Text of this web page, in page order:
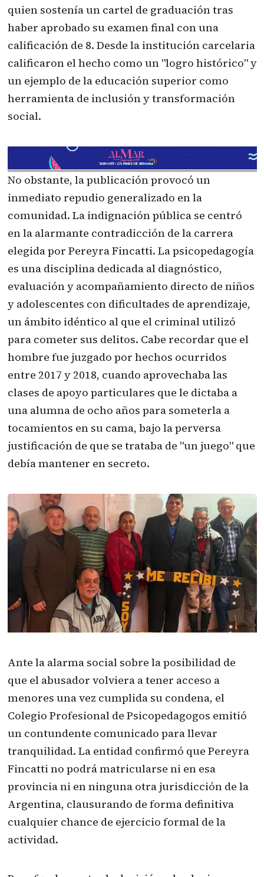
quien sostenía un cartel de graduación tras
haber aprobado su examen final con una
calificación de 8. Desde la institución carcelaria
calificaron el hecho como un "logro histórico" y
un ejemplo de la educación superior como
herramienta de inclusión y transformación
social.
No obstante, la publicación provocó un
inmediato repudio generalizado en la
comunidad. La indignación pública se centró
en la alarmante contradicción de la carrera
elegida por Pereyra Fincatti. La psicopedagogía
es una disciplina dedicada al diagnóstico,
evaluación y acompañamiento directo de niños
y adolescentes con dificultades de aprendizaje,
un ámbito idéntico al que el criminal utilizó
para cometer sus delitos. Cabe recordar que el
hombre fue juzgado por hechos ocurridos
entre 2017 y 2018, cuando aprovechaba las
clases de apoyo particulares que le dictaba a
una alumna de ocho años para someterla a
tocamientos en su cama, bajo la perversa
justificación de que se trataba de "un juego" que
debía mantener en secreto.
Ante la alarma social sobre la posibilidad de
que el abusador volviera a tener acceso a
menores una vez cumplida su condena, el
Colegio Profesional de Psicopedagogos emitió
un contundente comunicado para llevar
tranquilidad. La entidad confirmó que Pereyra
Fincatti no podrá matricularse ni en esa
provincia ni en ninguna otra jurisdicción de la
Argentina, clausurando de forma definitiva
cualquier chance de ejercicio formal de la
actividad.